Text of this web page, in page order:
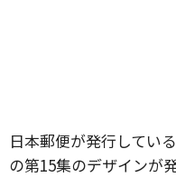
日本郵便が発行してい
の第15集のデザインが